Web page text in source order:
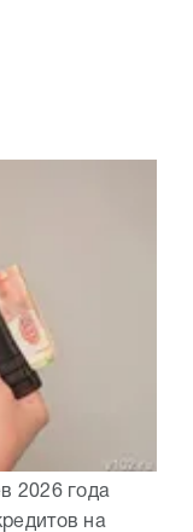
2026 года
на